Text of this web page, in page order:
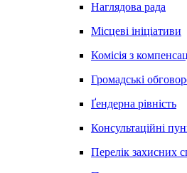
Наглядова рада
Місцеві ініціативи
Комісія з
Громадські
Ґендерна рівність
Консультаційні
Перелік захисних